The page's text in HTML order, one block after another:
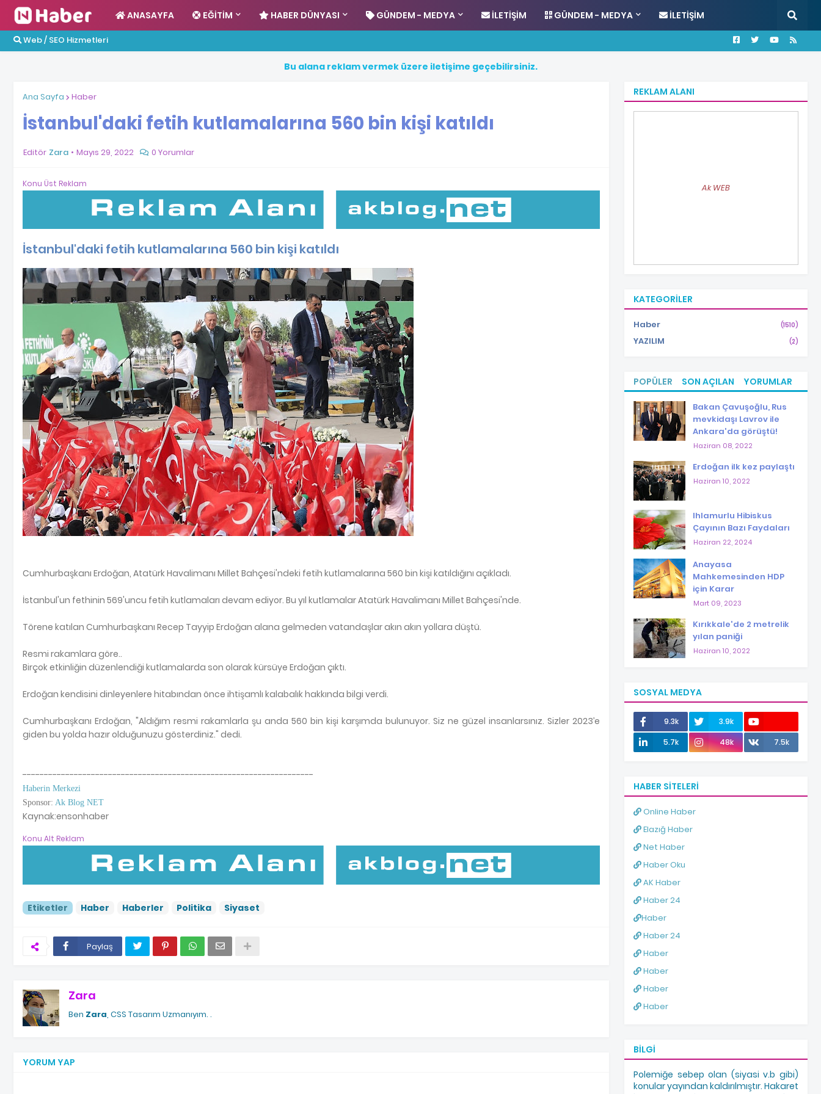
ANASAYFA EĞITIM HABER DÜNYASI GÜNDEM - MEDYA İLETIŞIM GÜNDEM - MEDYA İLETIŞIM
Web / SEO Hizmetleri
Bu alana reklamvermek üzere iletişime geçebilirsiniz.
Ana Sayfa Haber
İstanbul'daki fetih kutlamalarına 560 bin kişi katıldı
Editör Zara Mayıs 29, 2022 0 Yorumlar
Konu Üst Reklam
İstanbul'daki fetih kutlamalarına 560 bin kişi katıldı
Cumhurbaşkanı Erdoğan, Atatürk Havalimanı Millet Bahçesi'ndeki fetih kutlamalarına 560 bin kişi katıldığını açıkladı.
İstanbul'un fethinin 569'uncu fetih kutlamaları devam ediyor. Bu yıl kutlamalar Atatürk Havalimanı Millet Bahçesi'nde.
Törene katılan Cumhurbaşkanı Recep Tayyip Erdoğan alana gelmeden vatandaşlar akın akın yollara düştü.
Resmi rakamlara göre..
Birçok etkinliğin düzenlendiği kutlamalarda son olarak kürsüye Erdoğan çıktı.
Erdoğan kendisini dinleyenlere hitabından önce ihtişamlı kalabalık hakkında bilgi verdi.
Cumhurbaşkanı Erdoğan, "Aldığım resmi rakamlarla şu anda 560 bin kişi karşımda bulunuyor. Siz ne güzel insanlarsınız. Sizler 2023’e
giden bu yolda hazır olduğunuzu gösterdiniz." dedi.
--------------------------------------------------------------------
Haberin Merkezi
Sponsor: Ak Blog NET
Kaynak:ensonhaber
Konu Alt Reklam
Etiketler Haber Haberler Politika Siyaset
Paylaş
Zara
Ben Zara , CSS Tasarım Uzmanıyım. .
YORUM YAP
REKLAM ALANI
Ak WEB
KATEGORILER
Haber (1510)
YAZILIM (2)
POPÜLER SON AÇILAN YORUMLAR
Bakan Çavuşoğlu, Rus
mevkidaşı Lavrov ile
Ankara'da görüştü!
Haziran 08, 2022
Erdoğan ilk kez paylaştı
Haziran 10, 2022
Ihlamurlu Hibiskus
Çayının Bazı Faydaları
Haziran 22, 2024
Anayasa
Mahkemesinden HDP
için Karar
Mart 09, 2023
Kırıkkale'de 2 metrelik
yılan paniği
Haziran 10, 2022
SOSYAL MEDYA
9.3k
3.9k
12.0k
5.7k 48k 7.5k
HABER SITELERI
Online Haber
Elazığ Haber
Net Haber
Haber Oku
AK Haber
Haber 24
Haber
Haber 24
Haber
Haber
Haber
Haber
BILGI
Polemiğe sebep olan (siyasi v.b gibi)
konular yayından kaldırılmıştır. Hakaret